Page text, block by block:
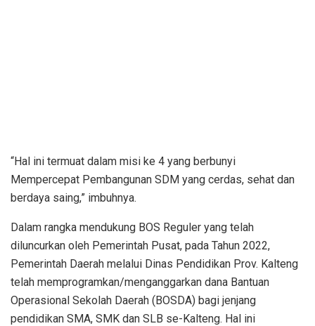
“Hal ini termuat dalam misi ke 4 yang berbunyi
Mempercepat Pembangunan SDM yang cerdas, sehat dan
berdaya saing,” imbuhnya.
Dalam rangka mendukung BOS Reguler yang telah
diluncurkan oleh Pemerintah Pusat, pada Tahun 2022,
Pemerintah Daerah melalui Dinas Pendidikan Prov. Kalteng
telah memprogramkan/menganggarkan dana Bantuan
Operasional Sekolah Daerah (BOSDA) bagi jenjang
pendidikan SMA, SMK dan SLB se-Kalteng. Hal ini